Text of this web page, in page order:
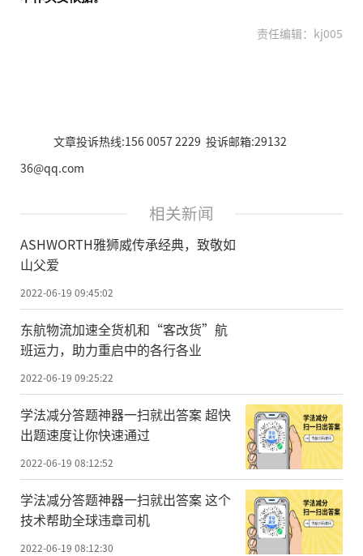
责任编辑：kj005
文章投诉热线:156 0057 2229 投诉邮箱:29132
36@qq.com
相关新闻
ASHWORTH雅狮威传承经典，致敬如
山父爱
2022-06-19 09:45:02
东航物流加速全货机和“客改货”航
班运力，助力重启中的各行各业
2022-06-19 09:25:22
学法减分答题神器一扫就出答案 超快
出题速度让你快速通过
2022-06-19 08:12:52
学法减分答题神器一扫就出答案 这个
技术帮助全球违章司机
2022-06-19 08:12:30